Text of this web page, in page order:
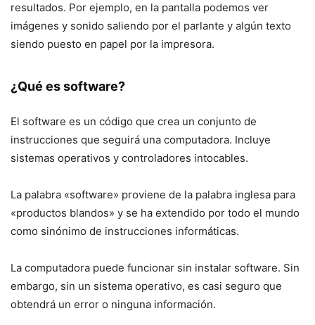
resultados. Por ejemplo, en la pantalla podemos ver
imágenes y sonido saliendo por el parlante y algún texto
siendo puesto en papel por la impresora.
¿Qué es software?
El software es un código que crea un conjunto de
instrucciones que seguirá una computadora. Incluye
sistemas operativos y controladores intocables.
La palabra «software» proviene de la palabra inglesa para
«productos blandos» y se ha extendido por todo el mundo
como sinónimo de instrucciones informáticas.
La computadora puede funcionar sin instalar software. Sin
embargo, sin un sistema operativo, es casi seguro que
obtendrá un error o ninguna información.